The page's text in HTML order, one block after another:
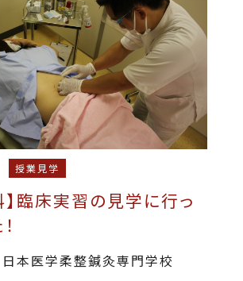
授業見学
】臨床実習の見学に行っ
日本医学柔整鍼灸専門学校